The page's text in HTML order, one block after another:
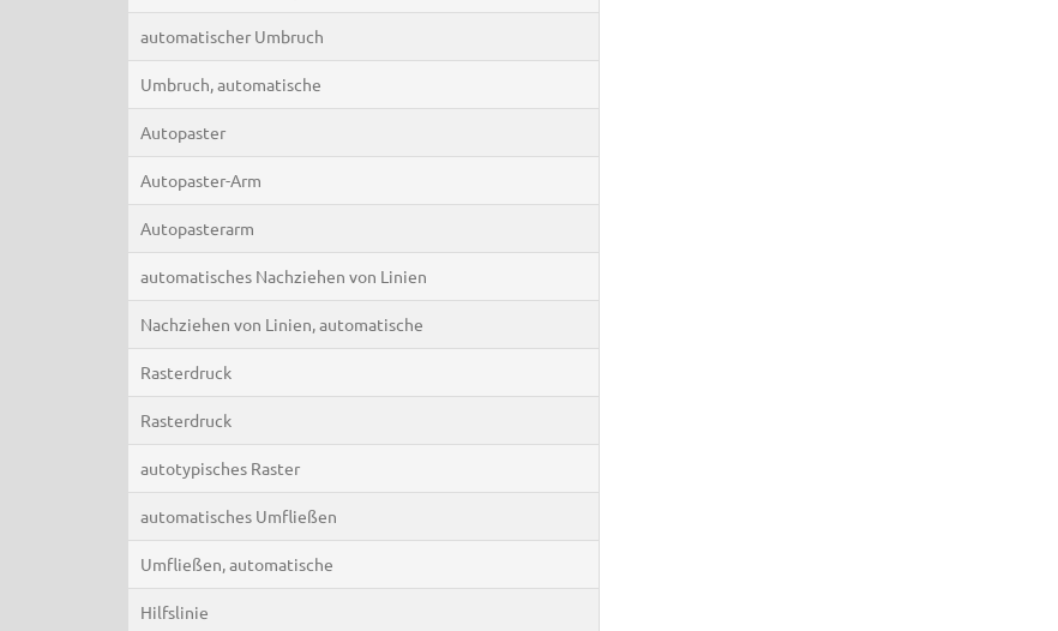
automatischer Umbruch
Umbruch, automatische
Autopaster
Autopaster-Arm
Autopasterarm
automatisches Nachziehen von Linien
Nachziehen von Linien, automatische
Rasterdruck
Rasterdruck
autotypisches Raster
automatisches Umfließen
Umfließen, automatische
Hilfslinie